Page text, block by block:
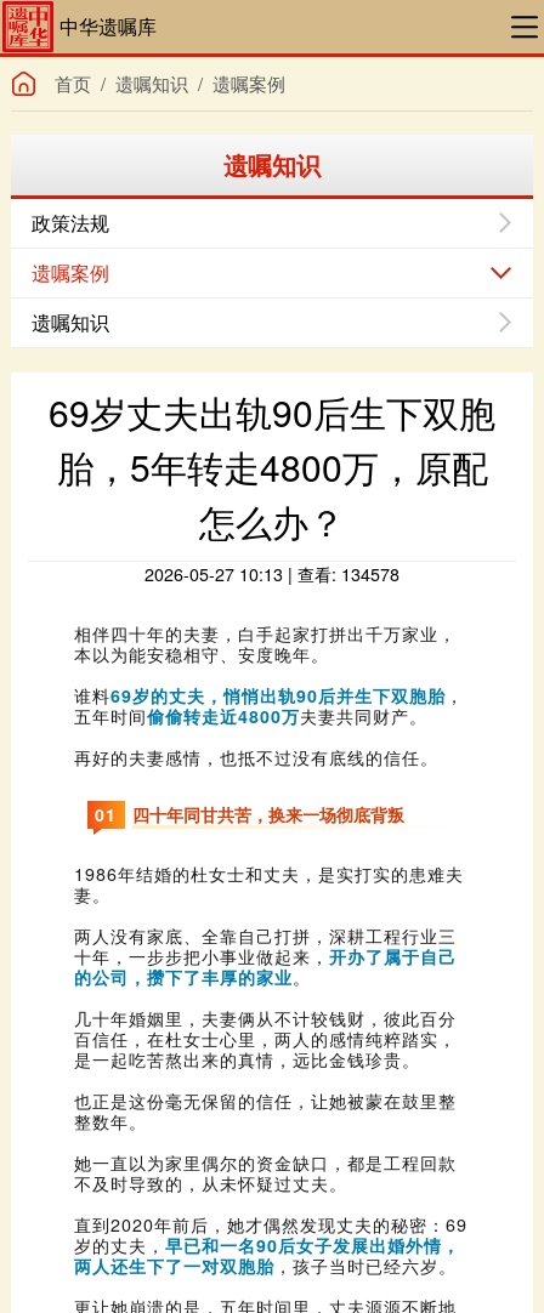
中华遗嘱库
首页/ 遗嘱知识 / 遗嘱案例
遗嘱知识
政策法规
遗嘱案例
遗嘱知识
怎么办？
2026-05-27 10:13 | 查看: 134578
本以为能安稳相守、安度晚年。
谁料69岁的丈夫，悄悄出轨90后并生下双胞胎
五年时间偷偷转走近4800万夫妻共同财产。
再好的夫妻感情，也抵不过没有底线的信任。
01 四十年同甘共苦，换来一场彻底背叛
妻。
十年，一步步把小事业做起来，
的公司，攒下了丰厚的家业。
是一起吃苦熬出来的真情，远比金钱珍贵。
整数年。
不及时导致的，从未怀疑过丈夫。
岁的丈夫，
两人还生下了一对双胞胎 ，孩子当时已经六岁。